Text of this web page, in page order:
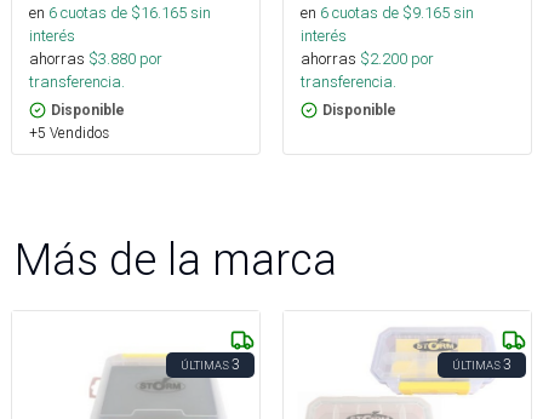
en 6cuotas de $16.165sin
interés
ahorras $3.880 por
transferencia.
Disponible
+5 Vendidos
en 6cuotas de $9.165sin
interés
ahorras $2.200 por
transferencia.
Disponible
Más de la marca
ÚLTIMAS3 ÚLTIMAS3